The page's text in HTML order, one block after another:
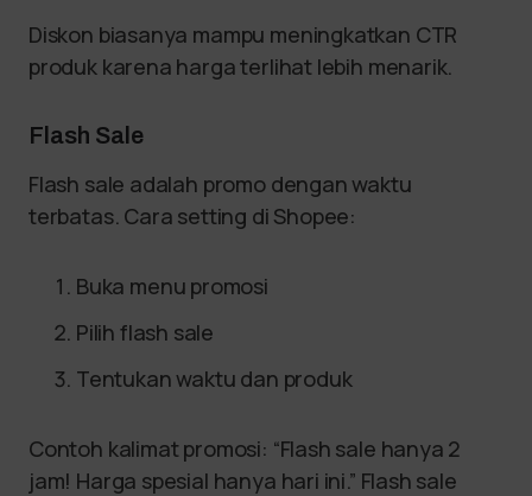
Diskon biasanya mampu meningkatkan CTR
produk karena harga terlihat lebih menarik.
Flash Sale
Flash sale adalah promo dengan waktu
terbatas. Cara setting di Shopee:
Buka menu promosi
Pilih flash sale
Tentukan waktu dan produk
Contoh kalimat promosi: “Flash sale hanya 2
jam! Harga spesial hanya hari ini.” Flash sale